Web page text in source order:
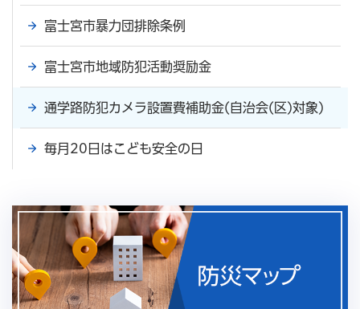
富士宮市暴力団排除条例
富士宮市地域防犯活動奨励金
通学路防犯カメラ設置費補助金(自治会(区)対象)
毎月20日はこども安全の日